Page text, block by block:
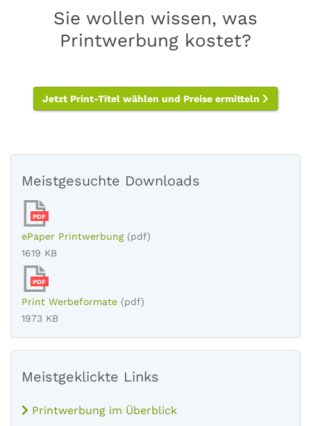
Sie wollen wissen, was
Printwerbung kostet?
Jetzt Print-Titel wählen und Preise ermitteln
Meistgesuchte Downloads
PDF
ePaper Printwerbung (pdf)
1619 KB
PDF
Print Werbeformate (pdf)
1973 KB
Meistgeklickte Links
Printwerbung im Überblick